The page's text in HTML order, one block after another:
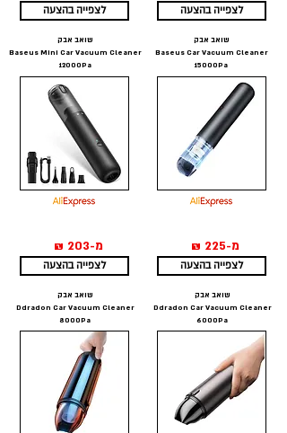
לצפייה בהצעה לצפייה בהצעה
שואב אבק
Baseus Mini Car Vacuum Cleaner
12000Pa
מ-203 ₪
לצפייה בהצעה
שואב אבק
Baseus Car Vacuum Cleaner
15000Pa
מ-225 ₪
לצפייה בהצעה
שואב אבק
Ddradon Car Vacuum Cleaner
8000Pa
שואב אבק
Ddradon Car Vacuum Cleaner
6000Pa